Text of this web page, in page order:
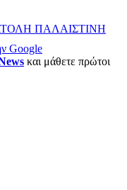
ΠΑΛΑΙΣΤΙΝΗ
Google
και μάθετε πρώτοι